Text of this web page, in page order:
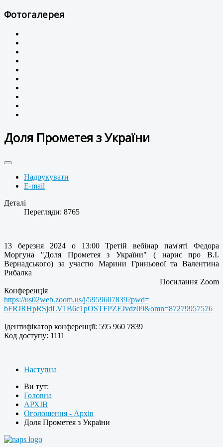
Фотогалерея
Доля Прометея з України
Надрукувати
E-mail
Деталі
Перегляди: 8765
13 березня 2024 о 13:00 Третій вебінар пам'яті Федора
Моргуна "Доля Прометея з України" ( нарис про В.І.
Вернадського) за участю Марини Гриньової та Валентина
Рибалка
Посилання Zoom
Конференція
https://us02web.zoom.us/j/5959607839?pwd=
bFRJRHpRSjdLV1B6c1pOSTFPZEJvdz09&omn=87279957576
Ідентифікатор конференції: 595 960 7839
Код доступу: 1111
Наступна
Ви тут:
Головна
АРХІВ
Оголошення - Архів
Доля Прометея з України